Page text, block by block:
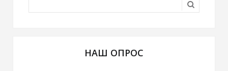
НАШ ОПРОС